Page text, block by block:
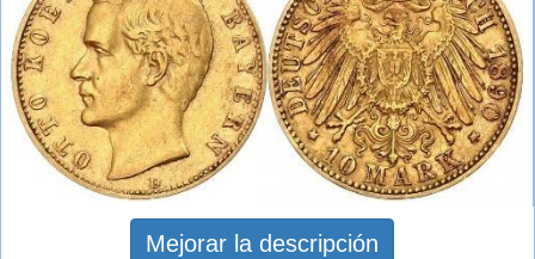
Mejorar la descripción